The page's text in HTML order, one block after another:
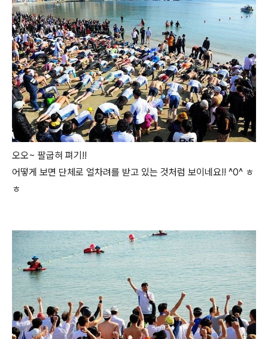
오오~ 팔굽혀 펴기!!
어떻게 보면 단체로 얼차려를 받고 있는 것처럼 보이네요!! ^0^ ㅎ
ㅎ